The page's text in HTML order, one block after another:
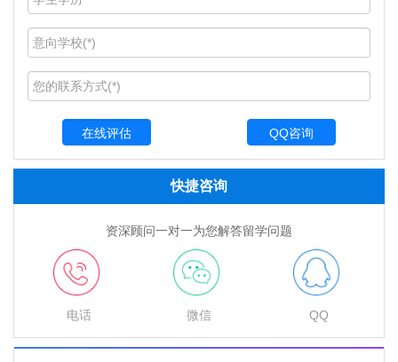
QQ咨询
快捷咨询
资深顾问一对一为您解答留学问题
电话 微信 QQ